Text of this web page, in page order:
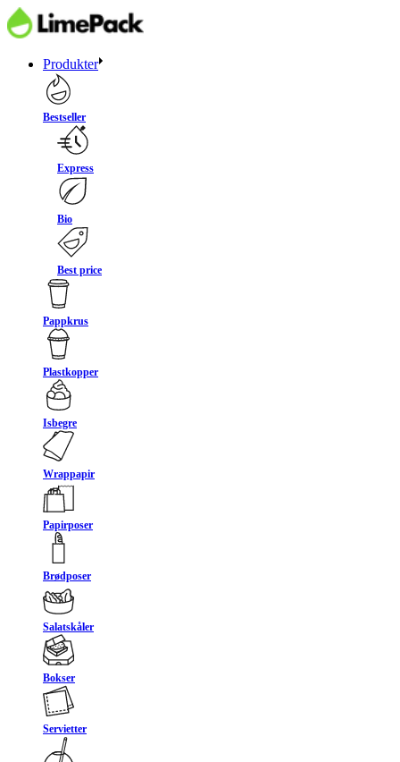
Produkter
Bestseller
Express
Bio
Best price
Pappkrus
Plastkopper
Isbegre
Wrappapir
Papirposer
Brødposer
Salatskåler
Bokser
Servietter